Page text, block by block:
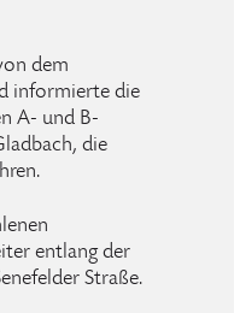
dem
informierte die
A- und B-
die
entlang der
Straße.